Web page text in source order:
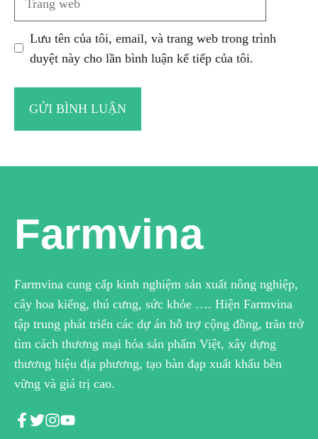
Lưu tên của tôi, email, và trang web trong trình
duyệt này cho lần bình luận kế tiếp của tôi.
Farmvina
Farmvina cung cấp kinh nghiệm sản xuất nông nghiệp,
cây hoa kiểng, thú cưng, sức khỏe …. Hiện Farmvina
tập trung phát triển các dự án hỗ trợ cộng đồng, trăn trở
tìm cách thương mại hóa sản phẩm Việt, xây dựng
thương hiệu địa phương, tạo bàn đạp xuất khẩu bền
vững và giá trị cao.